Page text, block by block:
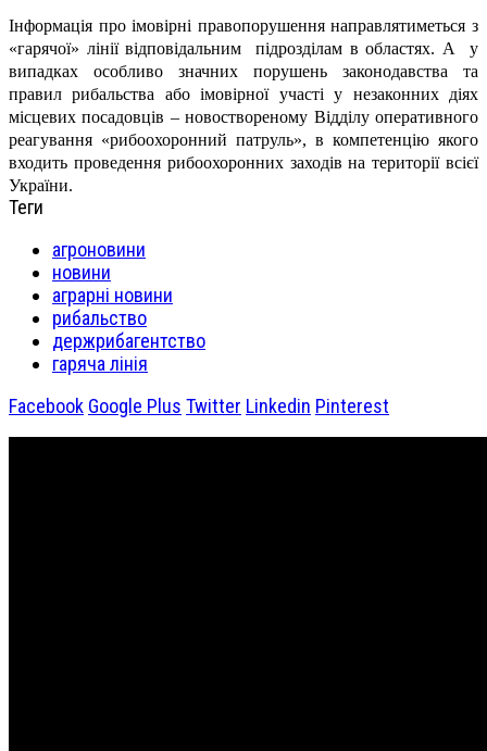
Інформація про імовірні правопорушення направлятиметься з
«гарячої» лінії відповідальним підрозділам в областях. А у
випадках особливо значних порушень законодавства та
правил рибальства або імовірної участі у незаконних діях
місцевих посадовців – новоствореному Відділу оперативного
реагування «рибоохоронний патруль», в компетенцію якого
входить проведення рибоохоронних заходів на території всієї
України.
Теги
агроновини
новини
аграрні новини
рибальство
держрибагентство
гаряча лінія
Facebook Google Plus Twitter Linkedin Pinterest